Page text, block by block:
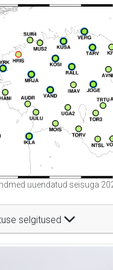
uuendatud seisuga
selgitused